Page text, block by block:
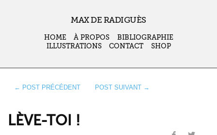
MAX DE RADIGUÈS
HOME À PROPOS
BIBLIOGRAPHIE
ILLUSTRATIONS
CONTACT SHOP
← POST PRÉCÉDENT POST SUIVANT →
LÈVE-TOI !